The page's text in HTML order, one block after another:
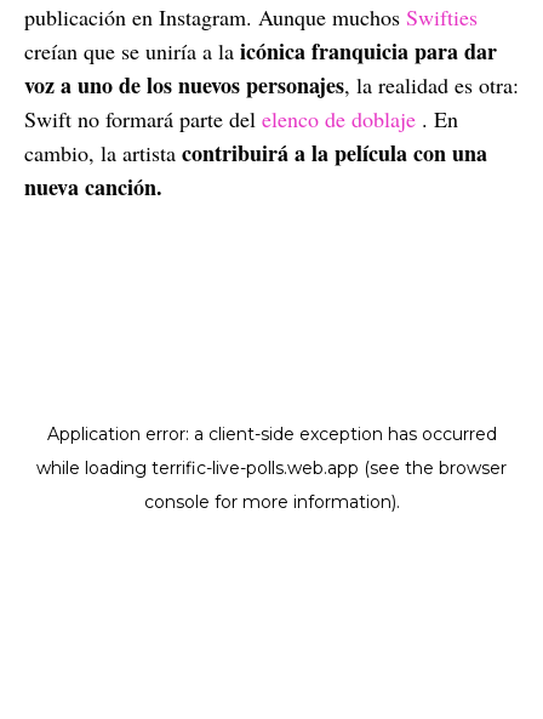
publicación en Instagram. Aunque muchos Swifties
creían que se uniría a la icónica franquicia para dar
voz a uno de los nuevos personajes, la realidad es otra:
Swift no formará parte del elenco de doblaje . En
cambio, la artista contribuirá a la película con una
nueva canción.